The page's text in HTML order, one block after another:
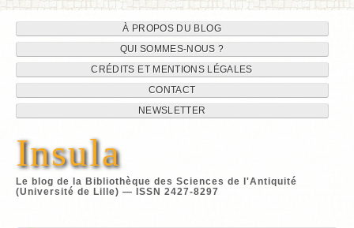
Navigation
du
site
au
contenu
À PROPOS DU BLOG
QUI SOMMES-NOUS ?
CRÉDITS ET MENTIONS LÉGALES
CONTACT
NEWSLETTER
Insula
Le blog de la Bibliothèque des Sciences de l'Antiquité
(Université de Lille) — ISSN 2427-8297